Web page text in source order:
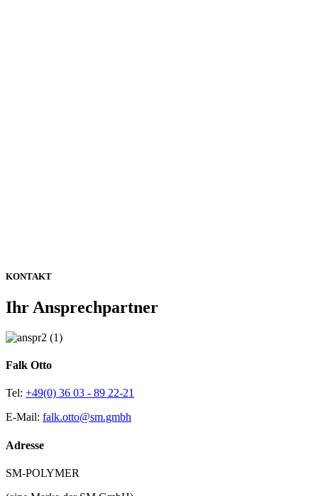
KONTAKT
Ihr Ansprechpartner
Falk Otto
Tel: +49(0) 36 03 - 89 22-21
E-Mail: falk.otto@sm.gmbh
Adresse
SM-POLYMER